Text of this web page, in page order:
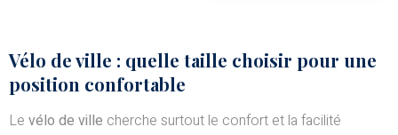
Vélo de ville : quelle taille choisir pour une
position confortable
Le vélo de ville cherche surtout le confort et la facilité